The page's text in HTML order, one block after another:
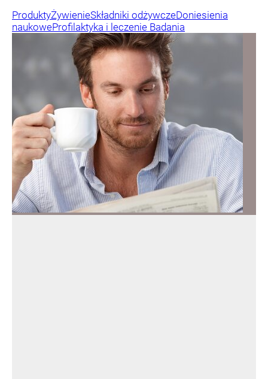
ProduktyŻywienieSkładniki odżywczeDoniesienia
naukoweProfilaktyka i leczenie Badania